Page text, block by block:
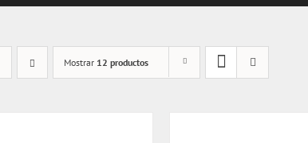
Mostrar 12 productos